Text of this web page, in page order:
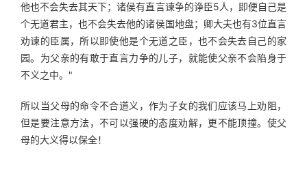
他也不会失去其天下；诸侯有直言谏争的诤臣5人，即便自己是
个无道君主，也不会失去他的诸侯国地盘；卿大夫也有3位直言
劝谏的臣属，所以即使他是个无道之臣，也不会失去自己的家
园。为父亲的有敢于直言力争的儿子，就能使父亲不会陷身于
不义之中。"
所以当父母的命令不合道义，作为子女的我们应该马上劝阻，
但是要注意方法，不可以强硬的态度劝解，更不能顶撞。使父
母的大义得以保全！